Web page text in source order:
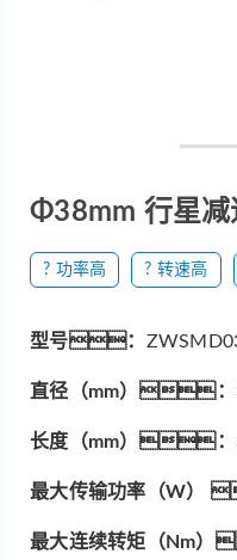
Φ38mm 行星减
? 功率高 ? 转速高
型号：
直径（mm）：
长度（mm）：
最大传输功率（W）
最大连续转矩（Nm